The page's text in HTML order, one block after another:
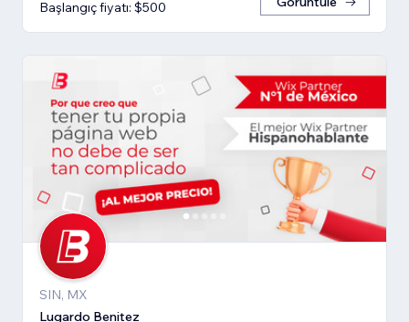
Başlangıç fiyatı: $500
SIN, MX
Lugardo Benitez